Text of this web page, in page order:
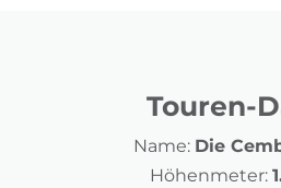
Touren-
Name: Die
Höhenmeter: